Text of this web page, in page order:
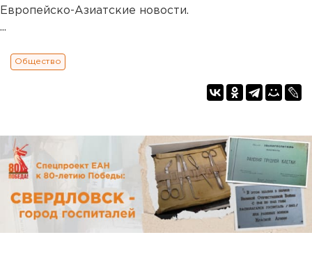
Европейско-Азиатские новости.
...
Общество